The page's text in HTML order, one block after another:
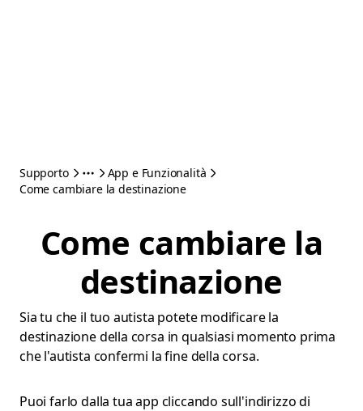
Supporto
App e Funzionalità
Come cambiare la destinazione
Come cambiare la
destinazione
Sia tu che il tuo autista potete modificare la
destinazione della corsa in qualsiasi momento prima
che l'autista confermi la fine della corsa.
Puoi farlo dalla tua app cliccando sull'indirizzo di